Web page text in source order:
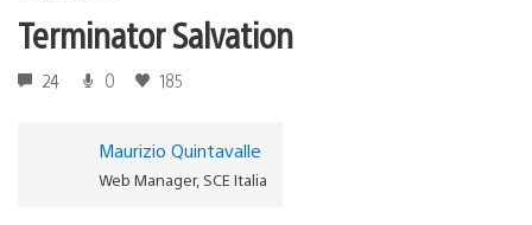
Terminator Salvation
24 0 185
Maurizio Quintavalle
Web Manager, SCE Italia